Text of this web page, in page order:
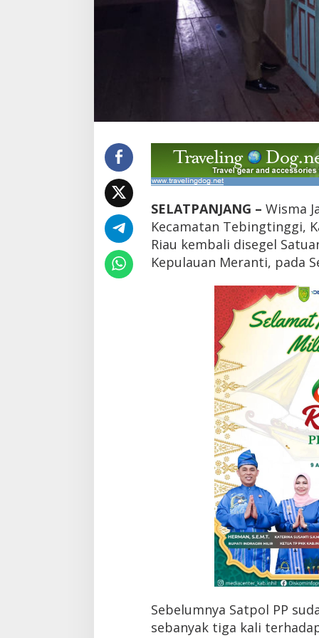
e
g
e
o
-
P
P
K
p
u
a
u
n
M
e
r
a
n
t
i
SELATPANJANG – Wisma
Kecamatan Tebingtinggi,
Riau kembali disegel
Kepulauan Meranti, pada
Sebelumnya Satpol PP
sebanyak tiga kali